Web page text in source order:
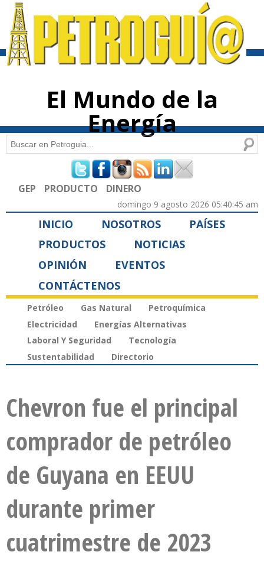
contenido
El Mundo de la
Energía
Formulario de búsqueda
Buscar
GEP PRODUCTO DINERO
domingo 9 agosto 2026 05:40:45 am
INICIO NOSOTROS
PAÍSES
PRODUCTOS
NOTICIAS
OPINIÓN
EVENTOS
CONTÁCTENOS
Petróleo Gas Natural
Petroquímica
Electricidad
Energías Alternativas
Laboral Y Seguridad
Tecnología
Sustentabilidad
Directorio
Chevron fue el principal
comprador de petróleo
de Guyana en EEUU
durante primer
cuatrimestre de 2023